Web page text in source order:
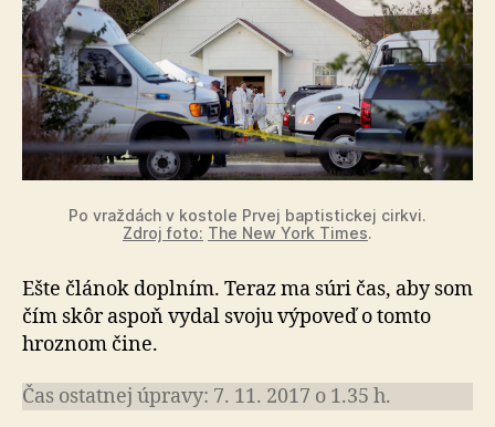
Po vraždách v kostole Prvej baptistickej cirkvi.
Zdroj foto: The New York Times.
Ešte článok doplním. Teraz ma súri čas, aby som
čím skôr aspoň vydal svoju výpoveď o tomto
hroznom čine.
Čas ostatnej úpravy: 7. 11. 2017 o 1.35 h.